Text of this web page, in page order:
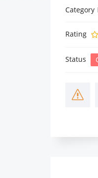
Category
Rating
Status